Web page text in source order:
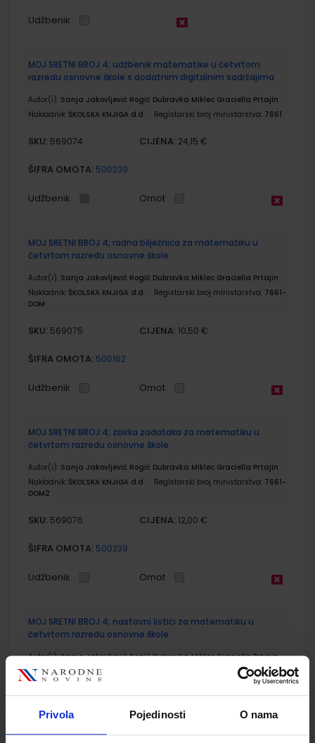
Privola Pojedinosti O nama
Udžbenik
MOJ SRETNI BROJ 4; udžbenik matematike u četvrtom
razredu osnovne škole s dodatnim digitalnim sadržajima
Autor(i): Sanja Jakovljević Rogić Dubravka Miklec Graciella Prtajin
Nakladnik: ŠKOLSKA KNJIGA d.d. Registarski broj ministarstva: 7661
SKU: 569074 CIJENA: 24,15 €
ŠIFRA OMOTA: 500239
Udžbenik Omot
MOJ SRETNI BROJ 4; radna bilježnica za matematiku u
četvrtom razredu osnovne škole
Autor(i): Sanja Jakovljević Rogić Dubravka Miklec Graciella Prtajin
Nakladnik: ŠKOLSKA KNJIGA d.d. Registarski broj ministarstva: 7661-
DOM
SKU: 569075 CIJENA: 10,50 €
ŠIFRA OMOTA: 500162
Udžbenik Omot
MOJ SRETNI BROJ 4; zbirka zadataka za matematiku u
četvrtom razredu osnovne škole
Autor(i): Sanja Jakovljević Rogić Dubravka Miklec Graciella Prtajin
Nakladnik: ŠKOLSKA KNJIGA d.d. Registarski broj ministarstva: 7661-
DOM2
SKU: 569076 CIJENA: 12,00 €
ŠIFRA OMOTA: 500239
Udžbenik Omot
MOJ SRETNI BROJ 4; nastavni listići za matematiku u
četvrtom razredu osnovne škole
Autor(i):Sanja Jakovljević Rogić Dubravka Miklec Graciella Prtajin
Nakladnik: ŠKOLSKA KNJIGA d.d. Registarski broj ministarstva:7661-
DOM3
SKU: 569077 CIJENA: 9,50 €
ŠIFRA OMOTA: